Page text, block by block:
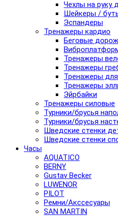
Чехлы на руку
Шейкеры /
Эспандеры
Тренажеры кардио
Беговые
Тренажеры
Тренажеры
Тренажеры
Тренажеры
Эйрбайки
Тренажеры силовые
Турники/брусья
Турники/брусья
Шведские стенки
Шведские стенки
Часы
AQUATICO
BERNY
Gustav Becker
LUWENOR
PILOT
Pемни/Акссесуары
SAN MARTIN